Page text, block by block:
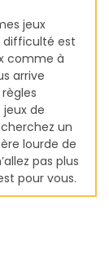
jeux
difficulté est
comme à
arrive
de
un
lourde de
pas plus
pour vous.